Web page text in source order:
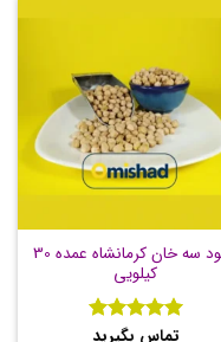
نخود سه خان کرمانشاه عمده 30
کیلویی
نمره 5از
تماس بگیرید